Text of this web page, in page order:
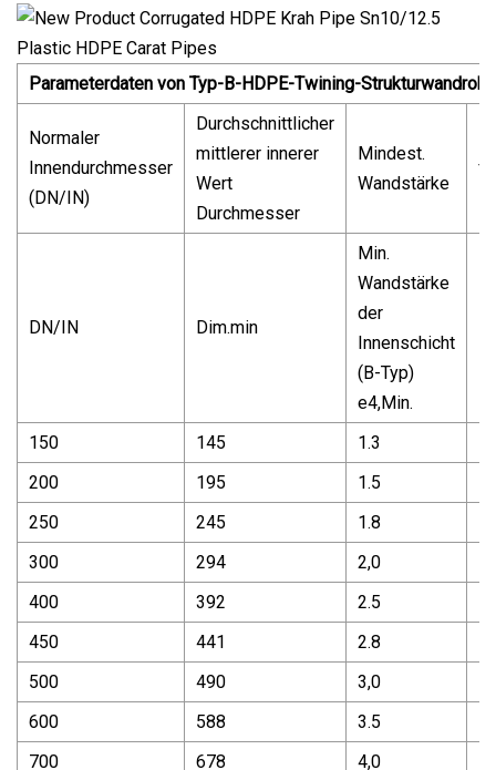
Parameterdaten von Typ-B-HDPE-Twining-
Normaler
Innendurchmesser
(DN/IN)
Durchschnittlicher
mittlerer innerer
Wert
Durchmesser
Mindest.
Wandstärke
DN/IN Dim.min
Min.
Wandstärke
der
Innenschicht
(B-Typ)
e4,Min.
150 145 1.3
200
195 1.5
250
245 1.8
300
294 2,0
400
392 2.5
450
441 2.8
500
490 3,0
600
588 3.5
700
678 4,0